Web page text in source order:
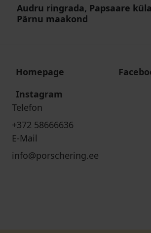
Audru ringrada, Papsaare
Pärnu maakond
Homepage
Instagram
Telefon
+372 58666636
E-Mail
info@porschering.ee